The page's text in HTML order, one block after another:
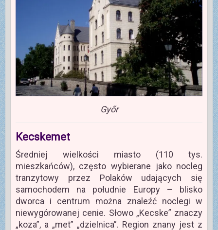
Győr
Kecskemet
Średniej wielkości miasto (110 tys.
mieszkańców), często wybierane jako nocleg
tranzytowy przez Polaków udających się
samochodem na południe Europy – blisko
dworca i centrum można znaleźć noclegi w
niewygórowanej cenie. Słowo „Kecske” znaczy
„koza”, a „met” „dzielnica”. Region znany jest z